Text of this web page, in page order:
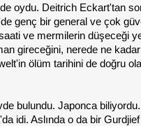
oydu. Deitrich Eckart'tan
genç bir general ve çok
ve mermilerin düşeceği
gireceğini, nerede ne
ölüm tarihini de doğru
bulundu. Japonca
idi. Aslında o da bir Gurdjief